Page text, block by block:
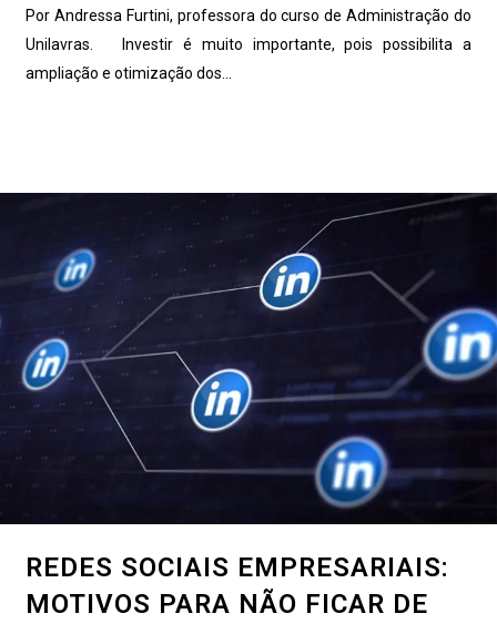
Por Andressa Furtini, professora do curso de Administração do
Unilavras. Investir é muito importante, pois possibilita a
ampliação e otimização dos...
REDES SOCIAIS EMPRESARIAIS:
MOTIVOS PARA NÃO FICAR DE